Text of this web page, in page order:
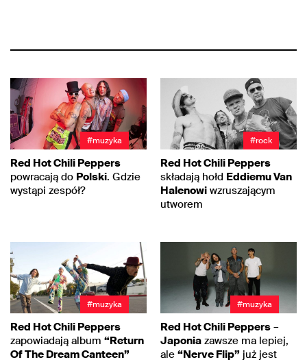
#muzyka
Red Hot Chili Peppers
powracają do Polski. Gdzie
wystąpi zespół?
#rock
Red Hot Chili Peppers
składają hołd Eddiemu Van
Halenowi wzruszającym
utworem
#muzyka
Red Hot Chili Peppers
zapowiadają album “Return
Of The Dream Canteen”
#muzyka
Red Hot Chili Peppers –
Japonia zawsze ma lepiej,
ale “Nerve Flip” już jest